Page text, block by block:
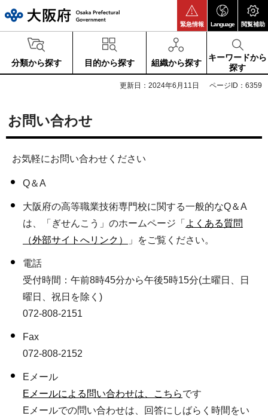
緊急情報 Language 閲覧補助
分類から探す 目的から探す 組織から探す
キーワードから
探す
更新日：2024年6月11日 ページID：6359
お問い合わせ
お気軽にお問い合わせください
Q＆A
大阪府の高等職業技術専門校に関する一般的なQ＆A
は、「ぎせんこう」のホームページ「 よくある質問
（外部サイトへリンク）
」をご覧ください。
電話
受付時間：午前8時45分から午後5時15分(土曜日、日
曜日、祝日を除く)
072-808-2151
Fax
072-808-2152
Eメール
Eメールによる問い合わせは、こちらです
Eメールでの問い合わせは、回答にしばらく時間をい